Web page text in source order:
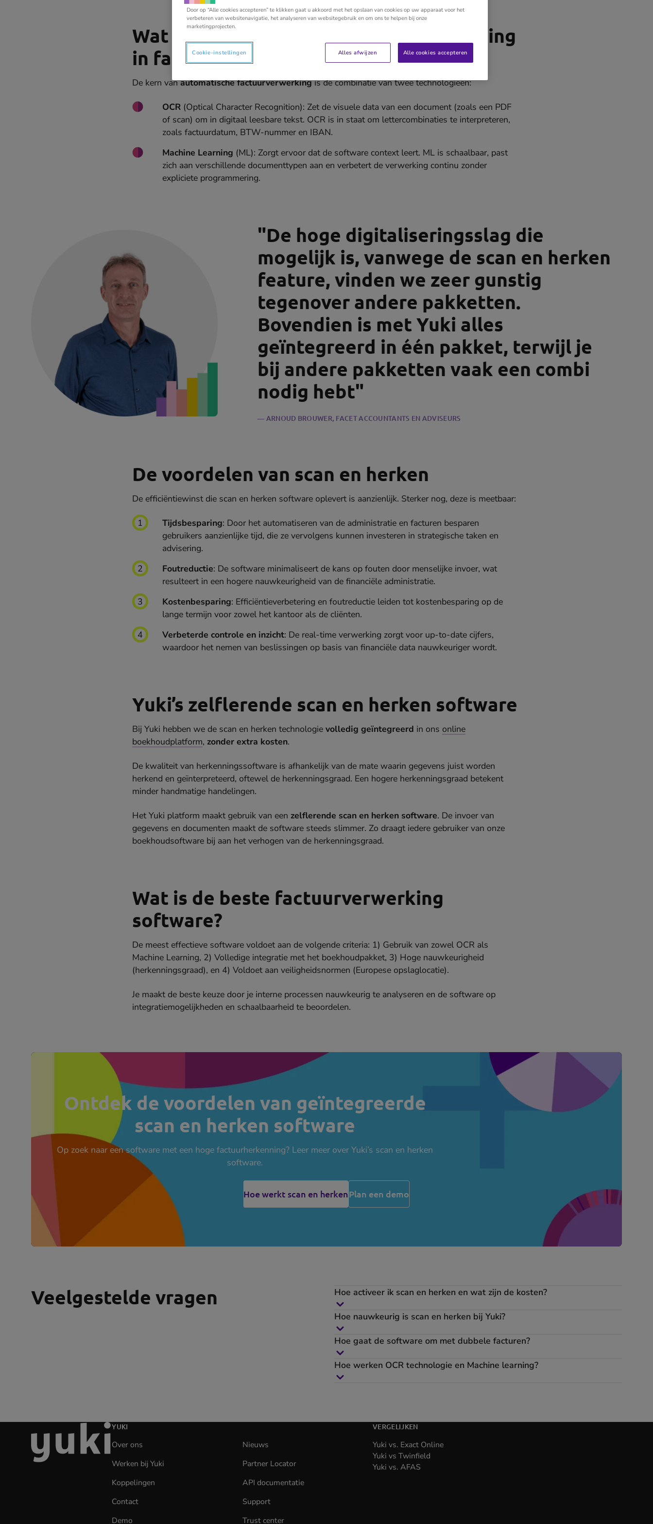
Wat is de rol van OCR en Machine Learning
in factuurverwerking?
De kern vanautomatische factuurverwerkingis de combinatie van twee technologieën:
OCR (Optical Character Recognition): Zet de visuele data van een document (zoals een PDF
of scan) om in digitaal leesbare tekst. OCR is in staat om lettercombinaties te interpreteren,
zoals factuurdatum, BTW-nummer en IBAN.
Machine Learning (ML): Zorgt ervoor dat de software context leert. ML is schaalbaar, past
zich aan verschillende documenttypen aan en verbetert de verwerking continu zonder
expliciete programmering.
"De hoge digitaliseringsslag die
mogelijk is, vanwege de scan en herken
feature, vinden we zeer gunstig
tegenover andere pakketten.
Bovendien is met Yuki alles
geïntegreerd in één pakket, terwijl je
bij andere pakketten vaak een combi
nodig hebt"
ARNOUD BROUWER, FACET ACCOUNTANTS EN ADVISEURS
De voordelen van scan en herken
De efficiëntiewinst die scan en herken software oplevert is aanzienlijk. Sterker nog, deze is meetbaar:
Tijdsbesparing: Door het automatiseren van de administratie en facturen besparen
gebruikers aanzienlijke tijd, die ze vervolgens kunnen investeren in strategische taken en
advisering.
Foutreductie: De software minimaliseert de kans op fouten door menselijke invoer, wat
resulteert in een hogere nauwkeurigheid van de financiële administratie.
Kostenbesparing: Efficiëntieverbetering en foutreductie leiden tot kostenbesparing op de
lange termijn voor zowel het kantoor als de cliënten.
Verbeterde controle en inzicht: De real-time verwerking zorgt voor up-to-date cijfers,
waardoor het nemen van beslissingen op basis van financiële data nauwkeuriger wordt.
Yuki’s zelflerende scan en herken software
Bij Yuki hebben we de scan en herken technologie volledig geïntegreerd in ons online
boekhoudplatform, zonder extra kosten.
De kwaliteit van herkenningssoftware is afhankelijk van de mate waarin gegevens juist worden
herkend en geïnterpreteerd, oftewel de herkenningsgraad. Een hogere herkenningsgraad betekent
minder handmatige handelingen.
Het Yuki platform maakt gebruik van een zelflerende scan en herken software. De invoer van
gegevens en documenten maakt de software steeds slimmer. Zo draagt iedere gebruiker van onze
boekhoudsoftware bij aan het verhogen van de herkenningsgraad.
Wat is de beste factuurverwerking
software?
De meest effectieve software voldoet aan de volgende criteria: 1) Gebruik van zowel OCR als
Machine Learning, 2) Volledige integratie met het boekhoudpakket, 3) Hoge nauwkeurigheid
(herkenningsgraad), en 4) Voldoet aan veiligheidsnormen (Europese opslaglocatie).
Je maakt de beste keuze door je interne processen nauwkeurig te analyseren en de software op
integratiemogelijkheden en schaalbaarheid te beoordelen.
Ontdek de voordelen van geïntegreerde
scan en herken software
Op zoek naar een software met een hoge factuurherkenning? Leer meer over Yuki’s scan en herken
software.
Hoe werkt scan en herkenPlan een demo
Veelgestelde vragen Hoe activeer ik scan en herken en wat zijn de kosten?
Hoe nauwkeurig is scan en herken bij Yuki?
Hoe gaat de software om met dubbele facturen?
Hoe werken OCR technologie en Machine learning?
de
homepage
YUKI
Over ons
Nieuws
Werken bij Yuki
Partner Locator
Koppelingen
API documentatie(opens
Contact
Support
Demo
Trust center
VERGELIJKEN
Yuki vs. Exact Online
Yuki vs Twinfield
Yuki vs. AFAS
Door op “Alle cookies accepteren” te klikken gaat u akkoord met het opslaan van cookies op uw apparaat voor het
verbeteren van websitenavigatie, het analyseren van websitegebruik en om ons te helpen bij onze
marketingprojecten.
Alles afwijzen Alle cookies accepteren
Cookie-instellingen